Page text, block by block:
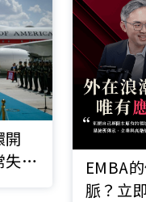
開
失
EMBA
脈？立